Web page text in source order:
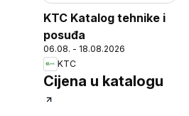
KTC Katalog tehnike i
posuđa
06.08. - 18.08.2026
KTC
Cijena u katalogu